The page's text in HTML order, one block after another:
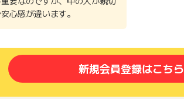
心感が違います。
新規会員登録はこちら